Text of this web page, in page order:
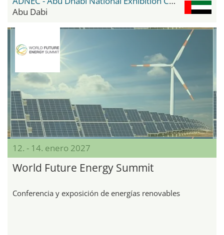
Abu Dabi
12. - 14. enero 2027
World Future Energy Summit
Conferencia y exposición de energías renovables